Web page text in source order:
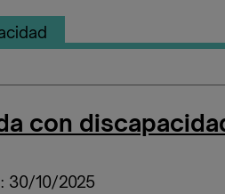
con
30/10/2025